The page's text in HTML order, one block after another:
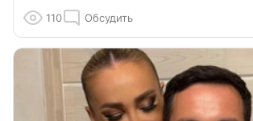
110 Обсудить